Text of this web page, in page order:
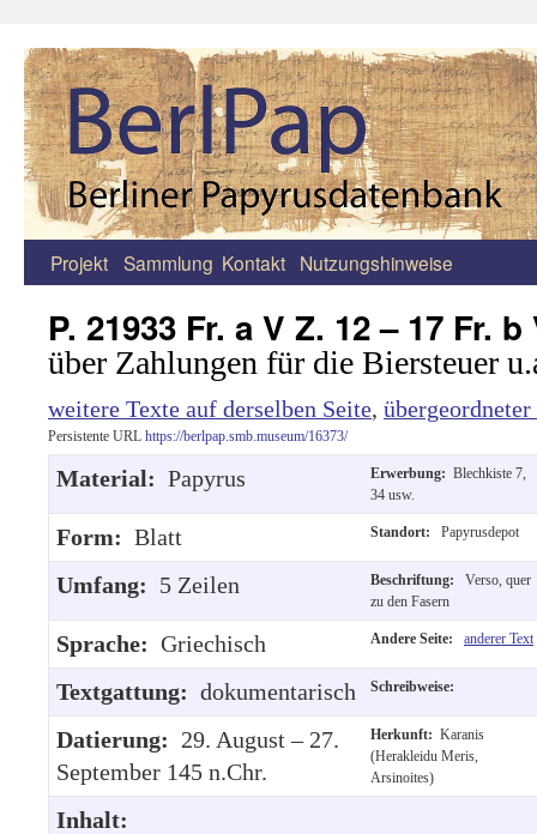
Zum
springen
Projekt Sammlung Kontakt Nutzungshinweise
P. 21933 Fr. a V Z. 12 – 17 Fr.
über Zahlungen für die Biersteuer
weitere Texte auf derselben Seite, übergeordneter
Persistente URL https://berlpap.smb.museum/16373/
Material: Papyrus Erwerbung: Blechkiste 7,
34 usw.
Form: Blatt Standort: Papyrusdepot
Umfang: 5 Zeilen Beschriftung:
Verso, quer
zu den Fasern
Sprache: Griechisch Andere Seite: anderer Text
Textgattung: dokumentarisch Schreibweise:
Datierung: 29. August – 27.
September 145 n.Chr.
Herkunft: Karanis
(Herakleidu Meris,
Arsinoites)
Inhalt: